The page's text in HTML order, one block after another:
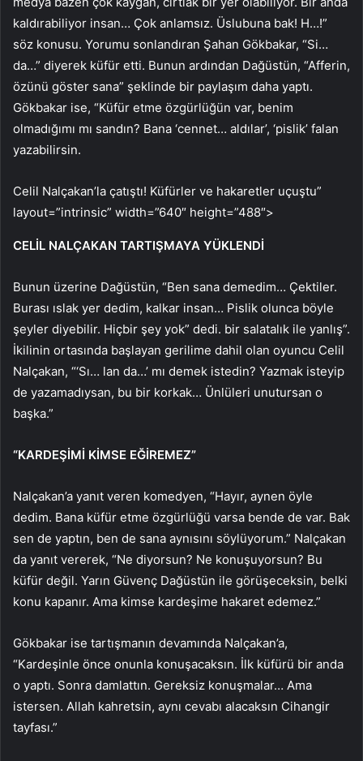
kaldırabiliyor insan… Çok anlamsız. Üslubuna bak! H…!”
söz konusu. Yorumu sonlandıran Şahan Gökbakar, “Si…
da…” diyerek küfür etti. Bunun ardından Dağüstün, “Afferin,
özünü göster sana” şeklinde bir paylaşım daha yaptı.
Gökbakar ise, “Küfür etme özgürlüğün var, benim
olmadığımı mı sandın? Bana ‘cennet… aldılar’, ‘pislik’ falan
yazabilirsin.
Celil Nalçakan’la çatıştı! Küfürler ve hakaretler uçuştu”
layout=”intrinsic” width=”640″ height=”488″>
CELİL NALÇAKAN TARTIŞMAYA YÜKLENDİ
Bunun üzerine Dağüstün, “Ben sana demedim… Çektiler.
Burası ıslak yer dedim, kalkar insan… Pislik olunca böyle
şeyler diyebilir. Hiçbir şey yok” dedi. bir salatalık ile yanlış”.
İkilinin ortasında başlayan gerilime dahil olan oyuncu Celil
Nalçakan, “‘Sı… lan da…’ mı demek istedin? Yazmak isteyip
de yazamadıysan, bu bir korkak… Ünlüleri unutursan o
başka.”
“KARDEŞİMİ KİMSE EĞİREMEZ”
Nalçakan’a yanıt veren komedyen, “Hayır, aynen öyle
dedim. Bana küfür etme özgürlüğü varsa bende de var. Bak
sen de yaptın, ben de sana aynısını söylüyorum.” Nalçakan
da yanıt vererek, “Ne diyorsun? Ne konuşuyorsun? Bu
küfür değil. Yarın Güvenç Dağüstün ile görüşeceksin, belki
konu kapanır. Ama kimse kardeşime hakaret edemez.”
Gökbakar ise tartışmanın devamında Nalçakan’a,
“Kardeşinle önce onunla konuşacaksın. İlk küfürü bir anda
o yaptı. Sonra damlattın. Gereksiz konuşmalar… Ama
istersen. Allah kahretsin, aynı cevabı alacaksın Cihangir
tayfası.”